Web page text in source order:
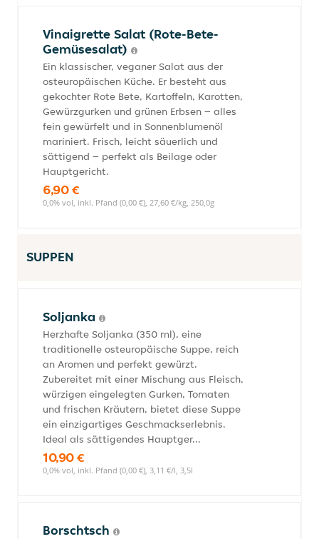
Vinaigrette Salat (Rote-Bete-
Gemüsesalat)
Ein klassischer, veganer Salat aus der
osteuropäischen Küche. Er besteht aus
gekochter Rote Bete, Kartoffeln, Karotten,
Gewürzgurken und grünen Erbsen – alles
fein gewürfelt und in Sonnenblumenöl
mariniert. Frisch, leicht säuerlich und
sättigend – perfekt als Beilage oder
Hauptgericht.
6,90 €
0,0% vol, inkl. Pfand (0,00 €), 27,60 €/kg, 250,0g
SUPPEN
Soljanka
Herzhafte Soljanka (350 ml), eine
traditionelle osteuropäische Suppe, reich
an Aromen und perfekt gewürzt.
Zubereitet mit einer Mischung aus Fleisch,
würzigen eingelegten Gurken, Tomaten
und frischen Kräutern, bietet diese Suppe
ein einzigartiges Geschmackserlebnis.
Ideal als sättigendes Hauptger...
10,90 €
0,0% vol, inkl. Pfand (0,00 €), 3,11 €/l, 3,5l
Borschtsch